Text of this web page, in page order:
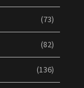
(73)
(82)
(136)